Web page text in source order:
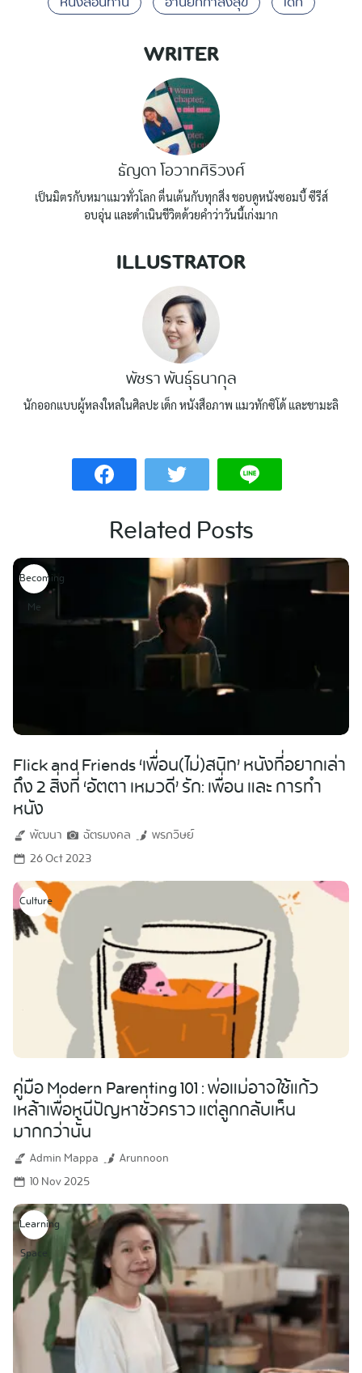
WRITER
ธัญดา โอวาทศิริวงศ์
เป็นมิตรกับหมาแมวทั่วโลก ตื่นเต้นกับทุกสิ่ง ชอบดูหนังซอมบี้ ซีรีส์
อบอุ่น และดำเนินชีวิตด้วยคำว่าวันนี้เก่งมาก
ILLUSTRATOR
พัชรา พันธุ์ธนากุล
นักออกแบบผู้หลงใหลในศิลปะ เด็ก หนังสือภาพ แมวทักซิโด้ และชามะลิ
Related Posts
Becoming
Me
Flick and Friends ‘เพื่อน(ไม่)สนิท’ หนังที่อยากเล่า
ถึง 2 สิ่งที่ ‘อัตตา เหมวดี’ รัก: เพื่อน และ การทำ
หนัง
พัฒนา ฉัตรมงคล
พรภวิษย์
26 Oct 2023
Culture
คู่มือ Modern Parenting 101 : พ่อแม่อาจใช้แก้ว
เหล้าเพื่อหนีปัญหาชั่วคราว แต่ลูกกลับเห็น
มากกว่านั้น
Admin Mappa
Arunnoon
10 Nov 2025
Learning
Space